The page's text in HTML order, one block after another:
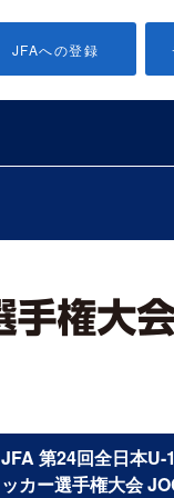
JFAへの登録
JFA 第24回全日本U-
ッカー選手権大会